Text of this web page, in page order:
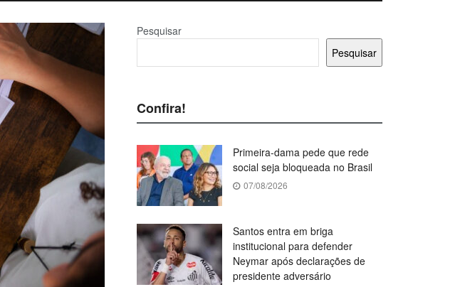
Pesquisar
Pesquisar
Confira!
Primeira-dama pede que rede
social seja bloqueada no Brasil
07/08/2026
Santos entra em briga
institucional para defender
Neymar após declarações de
presidente adversário